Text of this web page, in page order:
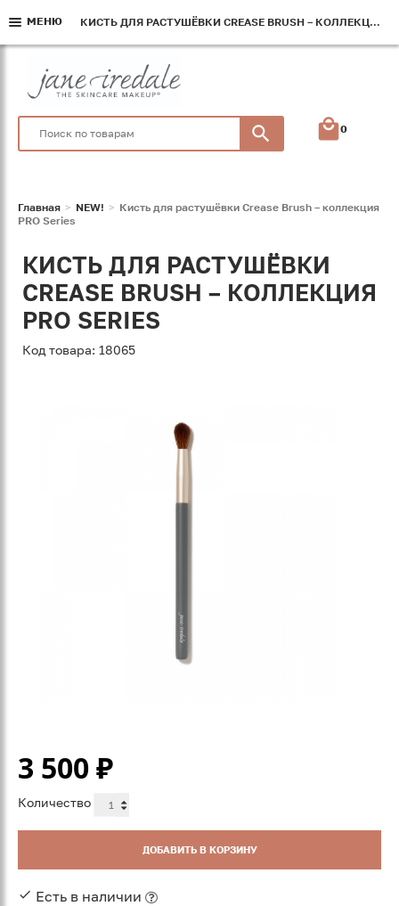
0
Главная NEW!
Кисть для растушёвки Crease Brush – коллекция
PRO Series
КИСТЬ ДЛЯ РАСТУШЁВКИ
CREASE BRUSH – КОЛЛЕКЦИЯ
PRO SERIES
Код товара: 18065
3 500₽
Количество
ДОБАВИТЬ В КОРЗИНУ
Есть в наличии
МЕНЮ КИСТЬ ДЛЯ РАСТУШЁВКИ CREASE BRUSH – КОЛЛЕКЦИЯ PRO SERIES
МЕНЮ КИСТЬ ДЛЯ РАСТУШЁВКИ CREASE BRUSH – КОЛЛЕКЦИЯ PRO SERIES
МЕНЮ КИСТЬ ДЛЯ РАСТУШЁВКИ CREASE BRUSH – КОЛЛЕКЦИЯ PRO SERIES